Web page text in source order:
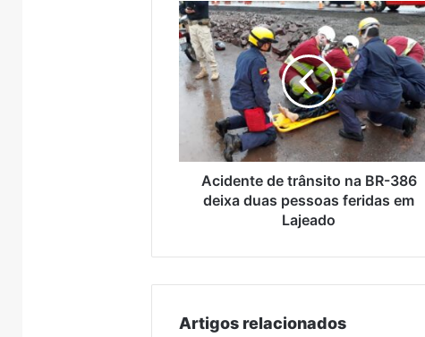
Acidente
de
trânsito
na
BR-
pessoas
feridasAcidente de trânsito na BR-386
deixa duas pessoas feridas em
Lajeado
Artigos relacionados